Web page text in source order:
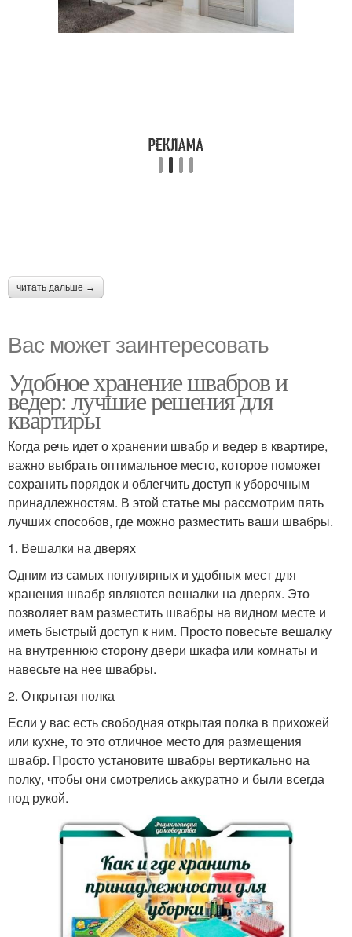
читать дальше →
Вас может заинтересовать
Удобное хранение швабров и
ведер: лучшие решения для
квартиры
Когда речь идет о хранении швабр и ведер в квартире,
важно выбрать оптимальное место, которое поможет
сохранить порядок и облегчить доступ к уборочным
принадлежностям. В этой статье мы рассмотрим пять
лучших способов, где можно разместить ваши швабры.
1. Вешалки на дверях
Одним из самых популярных и удобных мест для
хранения швабр являются вешалки на дверях. Это
позволяет вам разместить швабры на видном месте и
иметь быстрый доступ к ним. Просто повесьте вешалку
на внутреннюю сторону двери шкафа или комнаты и
навесьте на нее швабры.
2. Открытая полка
Если у вас есть свободная открытая полка в прихожей
или кухне, то это отличное место для размещения
швабр. Просто установите швабры вертикально на
полку, чтобы они смотрелись аккуратно и были всегда
под рукой.